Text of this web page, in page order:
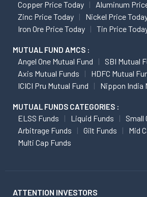
Copper Price Today
Aluminum
Zinc Price Today
Nickel Price
Iron Ore Price Today
Tin Price
MUTUAL FUND AMCS :
Angel One Mutual Fund
SBI Mutual
Axis Mutual Funds
HDFC Mutual
ICICI Pru Mutual Fund
Nippon India
MUTUAL FUNDS CATEGORIES :
ELSS Funds Liquid Funds
Small
Arbitrage Funds
Gilt Funds
Mid
Multi Cap Funds
ATTENTION INVESTORS